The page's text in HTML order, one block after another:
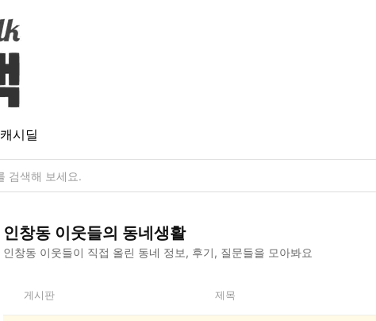
캐시딜
인창동 이웃들의 동네생활
인창동 이웃들이 직접 올린 동네 정보, 후기, 질문들을 모아봐요
동
게시판 제목